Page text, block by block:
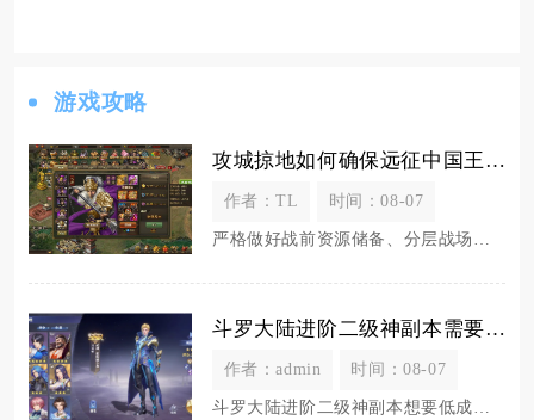
游戏攻略
攻城掠地如何确保远征中国王的安全与胜利
作者：TL 时间：08-07
严格做好战前资源储备、分层战场布防、全员分工制衡三线操作，既能全程守住本国国王主城安全不被
斗罗大陆进阶二级神副本需要哪些技巧和策略
作者：admin 时间：08-07
斗罗大陆进阶二级神副本想要低成本稳定通关，核心分为路线选择、体力规划、元素道具储备、战前属